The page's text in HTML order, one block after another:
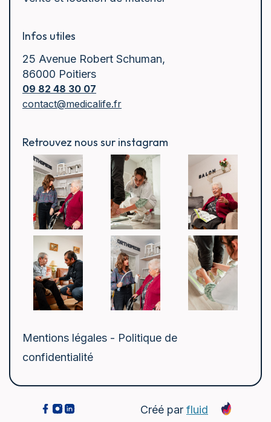
Infos utiles
25 Avenue Robert Schuman,
86000 Poitiers
09 82 48 30 07
contact@medicalife.fr
Retrouvez nous sur instagram
Mentions légales - Politique de
confidentialité
Créé par fluid